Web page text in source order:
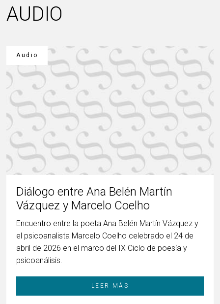
AUDIO
Audio
Diálogo entre Ana Belén Martín
Vázquez y Marcelo Coelho
Encuentro entre la poeta Ana Belén Martín Vázquez y
el psicoanalista Marcelo Coelho celebrado el 24 de
abril de 2026 en el marco del IX Ciclo de poesía y
psicoanálisis.
LEER MÁS